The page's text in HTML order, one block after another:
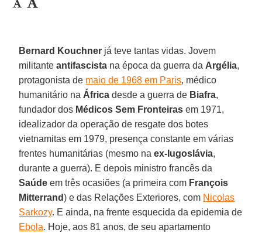
Bernard Kouchner já teve tantas vidas. Jovem
militanteantifascista na época da guerra da Argélia,
protagonista de maio de 1968 em Paris, médico
humanitário na África desde a guerra de Biafra,
fundador dos Médicos Sem Fronteiras em 1971,
idealizador da operação de resgate dos botes
vietnamitas em 1979, presença constante em várias
frentes humanitárias (mesmo naex-Iugoslávia,
durante a guerra). E depois ministro francês da
Saúde em três ocasiões (a primeira com François
Mitterrand) e das Relações Exteriores, com Nicolas
Sarkozy. E ainda, na frente esquecida da epidemia de
Ebola. Hoje, aos 81 anos, de seu apartamento